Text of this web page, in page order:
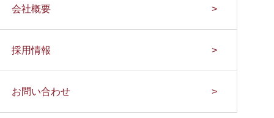
会社概要
採用情報
お問い合わせ